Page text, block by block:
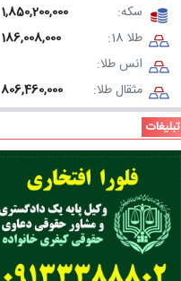
سکه:
1,850,200,000
طلا 18:
186,008,000
انس طلا:
مثقال طلا:
806,460,000
تبلیغات